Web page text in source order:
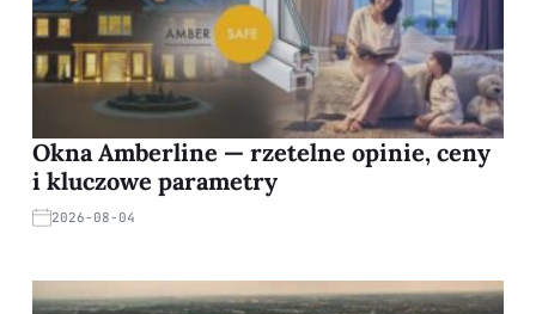
Okna Amberline — rzetelne opinie, ceny
i kluczowe parametry
2026-08-04